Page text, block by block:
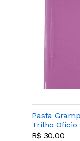
Pasta
Trilho Oficio
LilÁs Pacote
R$ 30,00